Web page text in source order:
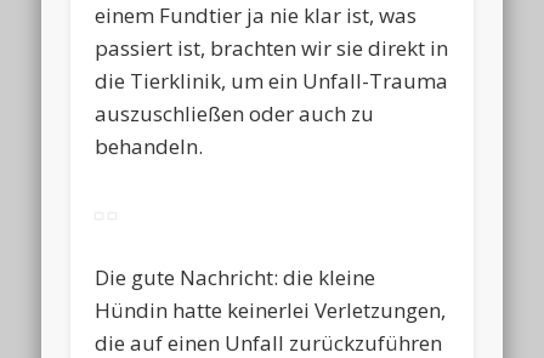
einem Fundtier ja nie klar ist, was
passiert ist, brachten wir sie direkt in
die Tierklinik, um ein Unfall-Trauma
auszuschließen oder auch zu
behandeln.
Die gute Nachricht: die kleine
Hündin hatte keinerlei Verletzungen,
die auf einen Unfall zurückzuführen